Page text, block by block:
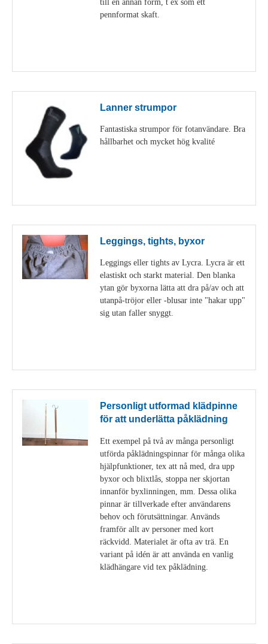
pennformat skaft.
Lanner strumpor
Fantastiska strumpor för fotanvändare. Bra
hållbarhet och mycket hög kvalité
Leggings, tights, byxor
Leggings eller tights av Lycra. Lycra är ett
elastiskt och starkt material. Den blanka
ytan gör byxorna lätta att dra på/av och att
utanpå-tröjor eller -blusar inte "hakar upp"
sig utan faller snyggt.
Personligt utformad klädpinne
för att underlätta påklädning
Ett exempel på två av många personligt
utförda påklädningspinnar för många olika
hjälpfunktioner, tex att nå med, dra upp
byxor och blixtlås, stoppa ner skjortan
innanför byxlinningen, mm. Dessa olika
pinnar är tillverkade efter användarens
behov och förutsättningar. Används
framför allt av personer med kort
räckvidd. Materialet är ofta av trä. En
variant på idén är att använda en vanlig
klädhängare vid tex påklädning.